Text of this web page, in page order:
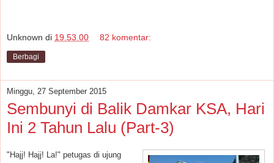
Unknown di 19.53.00 82 komentar:
Berbagi
Minggu, 27 September 2015
Sembunyi di Balik Damkar KSA, Hari
Ini 2 Tahun Lalu (Part-3)
"Hajj! Hajj! La!" petugas di ujung